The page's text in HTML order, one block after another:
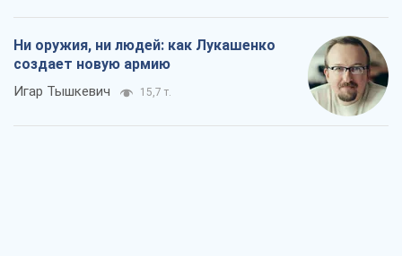
Ни оружия, ни людей: как Лукашенко
создает новую армию
Игар Тышкевич 15,7 т.